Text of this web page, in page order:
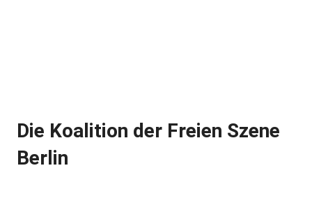
Die Koalition der Freien Szene
Berlin